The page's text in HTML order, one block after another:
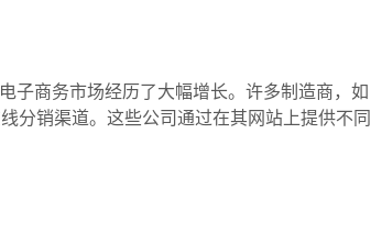
子商务市场经历了大幅增长。许多制造商，
销渠道。这些公司通过在其网站上提供不